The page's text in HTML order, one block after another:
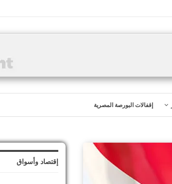
إقفالات البورصة المصرية
إقتصاد وأسواق